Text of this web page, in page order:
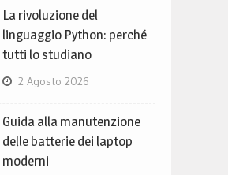
La rivoluzione del
linguaggio Python: perché
tutti lo studiano
2 Agosto 2026
Guida alla manutenzione
delle batterie dei laptop
moderni